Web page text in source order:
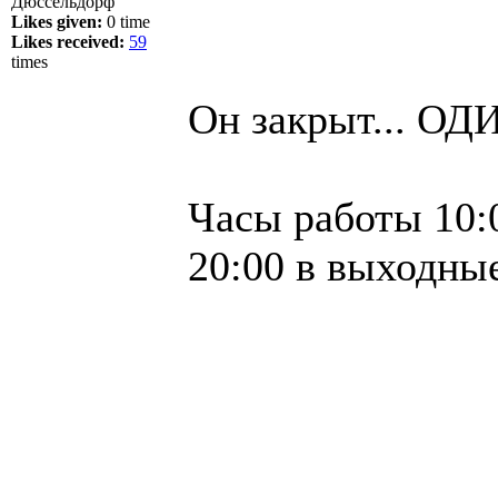
Likes given: 0 time
Likes received: 59
times
Он зак­рыт...
Ча­сы ра­боты
20:00 в